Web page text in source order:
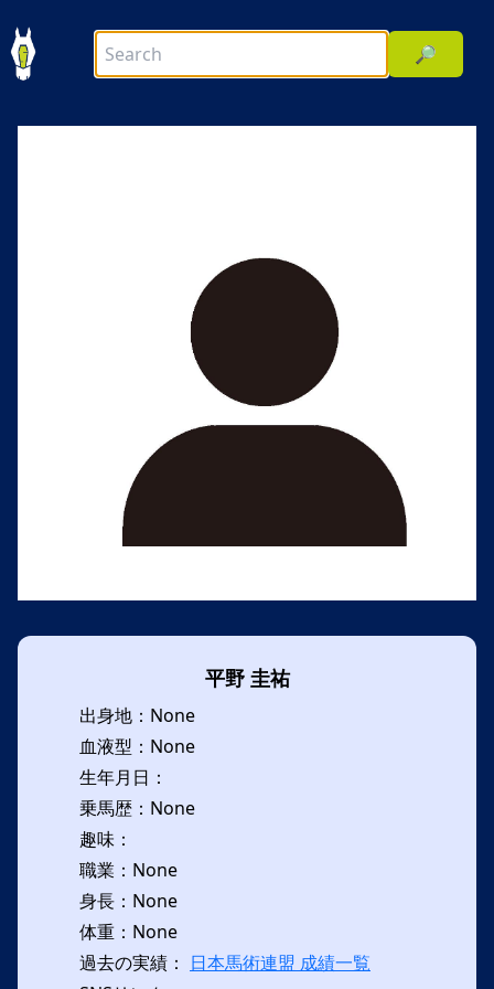
🔎
平野 圭祐
出身地：None
血液型：None
生年月日：
乗馬歴：None
趣味：
職業：None
身長：None
体重：None
過去の実績： 日本馬術連盟 成績一覧